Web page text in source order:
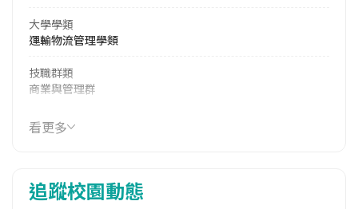
大學學類
運輸物流管理學類
技職群類
商業與管理群
114年學費
17,830 元/學期
7,770 元/學期
看更多
追蹤校園動態